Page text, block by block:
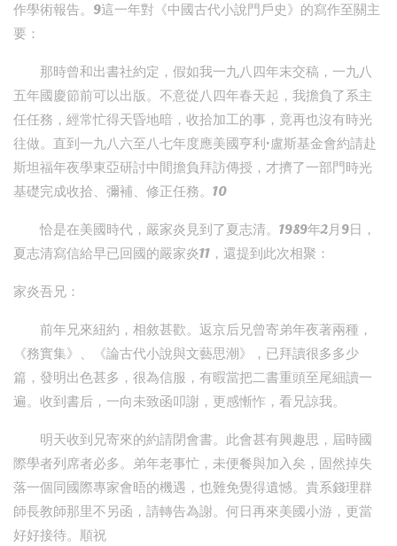
作學術報告。9這一年對《中國古代小說門戶史》的寫作至關主
要：
那時曾和出書社約定，假如我一九八四年末交稿，一九八
五年國慶節前可以出版。不意從八四年春天起，我擔負了系主
任任務，經常忙得天昏地暗，收拾加工的事，竟再也沒有時光
往做。直到一九八六至八七年度應美國亨利·盧斯基金會約請赴
斯坦福年夜學東亞研討中間擔負拜訪傳授，才擠了一部門時光
基礎完成收拾、彌補、修正任務。10
恰是在美國時代，嚴家炎見到了夏志清。1989年2月9日，
夏志清寫信給早已回國的嚴家炎11，還提到此次相聚：
家炎吾兄：
前年兄來紐約，相敘甚歡。返京后兄曾寄弟年夜著兩種，
《務實集》、《論古代小說與文藝思潮》，已拜讀很多多少
篇，發明出色甚多，很為信服，有暇當把二書重頭至尾細讀一
遍。收到書后，一向未致函叩謝，更感慚怍，看兄諒我。
明天收到兄寄來的約請閉會書。此會甚有興趣思，屆時國
際學者列席者必多。弟年老事忙，未便餐與加入矣，固然掉失
落一個同國際專家會晤的機遇，也難免覺得遺憾。貴系錢理群
師長教師那里不另函，請轉告為謝。何日再來美國小游，更當
好好接待。順祝